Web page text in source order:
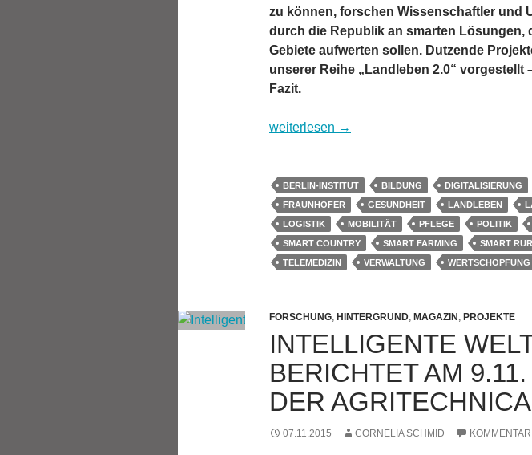
zu können, forschen Wissenschaftler und
durch die Republik an smarten Lösungen,
Gebiete aufwerten sollen. Dutzende
unserer Reihe „Landleben 2.0“ vorgestellt
Fazit.
Landleben 2.0: Smart Cities und Smart Rural
weiterlesen →
BERLIN-INSTITUT BILDUNG DIGITALISIERUNG
FRAUNHOFER
GESUNDHEIT LANDLEBEN
LOGISTIK
MOBILITÄT PFLEGE POLITIK
SMART COUNTRY
SMART FARMING
SMART
TELEMEDIZIN
VERWALTUNG WERTSCHÖPFUNG
FORSCHUNG, HINTERGRUND, MAGAZIN , PROJEKTE
INTELLIGENTE
BERICHTET AM
DER AGRITECHNICA
07.11.2015 CORNELIA SCHMID